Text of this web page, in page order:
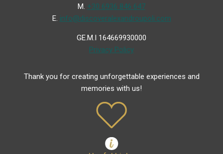
Μ. +30 6936 846 647
Ε. info@discoveralexandroupoli.com
GE.M.I 164669930000
Privacy Policy
Thank you for creating unforgettable experiences and
memories with us!